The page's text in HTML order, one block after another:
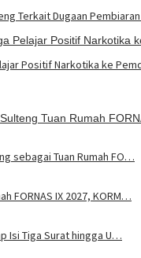
Terkait Dugaan
Positif Narkotika ke
sebagai Tuan Rumah FO…
FORNAS IX 2027, KORM…
Isi Tiga Surat hingga U…